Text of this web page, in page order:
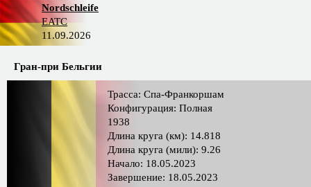
Nordschleife
EATC
11.09.2026
Гран-при Бельгии
Трасса: Спа-Франкоршам
Конфигурация: Полная
1938
Длина круга (км): 14.818
Длина круга (мили): 9.26
Начало: 18.05.2023
Завершение: 18.05.2023